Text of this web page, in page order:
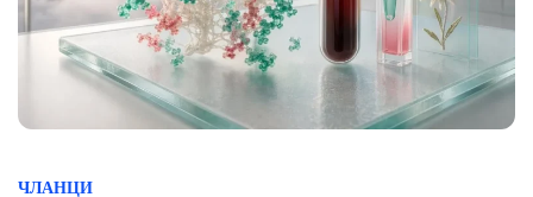
ЧЛАНЦИ